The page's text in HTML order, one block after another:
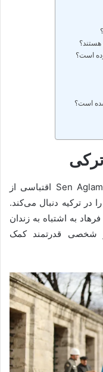
است؟
است؟
همانطور که خواندید، سریال Sen Aglama Istanbul اقتباسی از
در ترکیه دنبال می‌کند.
به اشتباه به زندان
شخصی قدرتمند کمک